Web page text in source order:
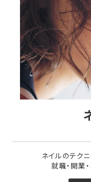
ネイルのテク
就職・開業